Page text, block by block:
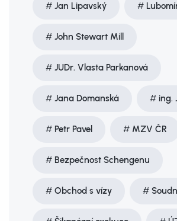
Jan Lipavský
John Stewart Mill
JUDr. Vlasta Parkanová
Jana Domanská ing.
Petr Pavel MZV ČR
Bezpečnost Schengenu
Obchod s vízy